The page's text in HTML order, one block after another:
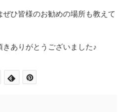
ひ皆様のお勧めの場所も教えて
ありがとうございました♪